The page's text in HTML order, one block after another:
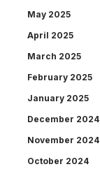
May 2025
April 2025
March 2025
February 2025
January 2025
December 2024
November 2024
October 2024